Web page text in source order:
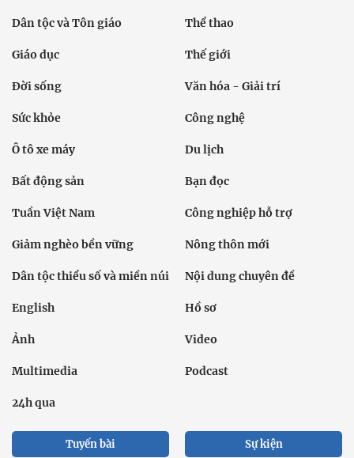
Dân tộc và Tôn giáo Thể thao
Giáo dục Thế giới
Đời sống Văn hóa - Giải trí
Sức khỏe Công nghệ
Ô tô xe máy Du lịch
Bất động sản Bạn đọc
Tuần Việt Nam Công nghiệp hỗ trợ
Giảm nghèo bền vững Nông thôn mới
Dân tộc thiểu số và miền núi Nội dung chuyên đề
English Hồ sơ
Ảnh Video
Multimedia Podcast
24h qua
Tuyến bài Sự kiện